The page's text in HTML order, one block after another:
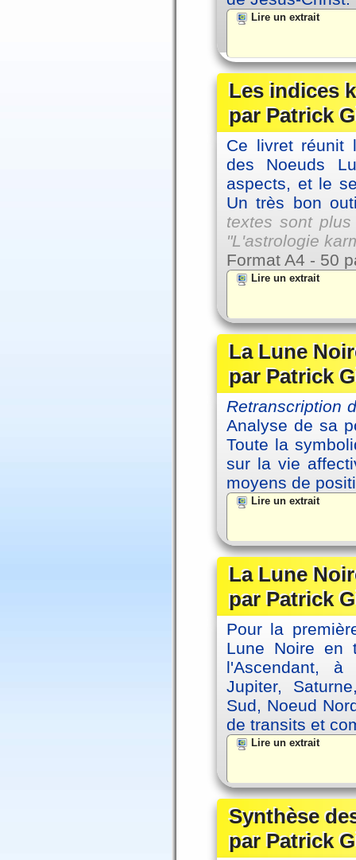
Lire un extrait
Les indices
par Patrick
Ce livret réunit
des Noeuds
aspects, et le
Un très bon
textes sont
"L'astrologie
Format A4 - 50
Lire un extrait
La Lune
par Patrick
Retranscription
Analyse de sa
Toute la
sur la vie
moyens de
Lire un extrait
La Lune
par Patrick
Pour la
Lune Noire en
l'Ascendant,
Jupiter,
Sud, Noeud
de transits et
Lire un extrait
Synthèse
par Patrick